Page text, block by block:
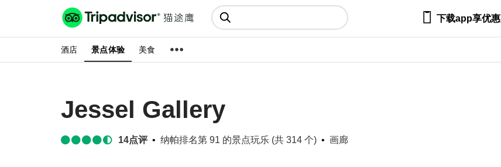
猫途鹰:景点、酒店、美食十亿条
点评
 下载app享优惠
酒店 景点体验 美食
Jessel Gallery
14点评 纳帕排名第 91 的景点玩乐 (共 314 个) 画廊